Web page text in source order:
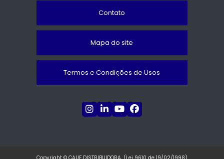
Contato
Mapa do site
Termos e Condições de Usos